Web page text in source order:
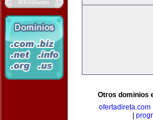
Otros dominios
ofertadireta.com|